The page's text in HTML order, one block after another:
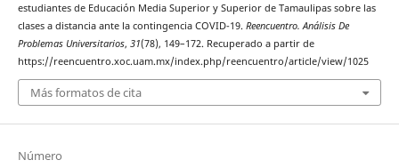
estudiantes de Educación Media Superior y Superior de Tamaulipas sobre las
clases a distancia ante la contingencia COVID-19. Reencuentro. Análisis De
Problemas Universitarios, 31(78), 149–172. Recuperado a partir de
https://reencuentro.xoc.uam.mx/index.php/reencuentro/article/view/1025
Más formatos de cita
Número